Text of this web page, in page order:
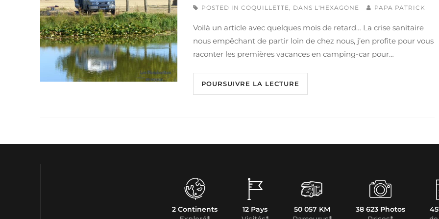
POSTED IN COQUILLETTE, DANS L'HEXAGONE PAPA PATRICK
Voilà un article avec quelques mois de retard… La crise sanitaire
nous empêchant de partir loin de chez nous, j’en profite pour vous
raconter les premières vacances en camping-car pour…
POURSUIVRE LA LECTURE
2 Continents
12 Pays
50 057 KM
38 623 Photos